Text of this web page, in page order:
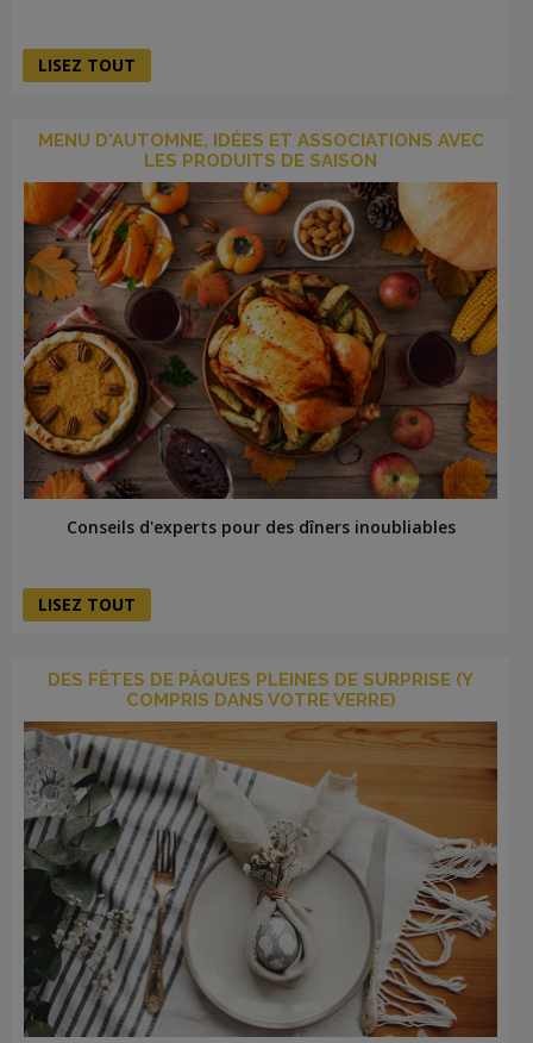
LISEZ TOUT
MENU D'AUTOMNE, IDÉES ET ASSOCIATIONS AVEC
LES PRODUITS DE SAISON
Conseils d'experts pour des dîners inoubliables
LISEZ TOUT
DES FÊTES DE PÂQUES PLEINES DE SURPRISE (Y
COMPRIS DANS VOTRE VERRE)